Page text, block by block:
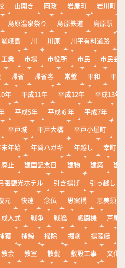
山開き 岡政 岩屋町
岩川町
島原温泉祭り 島原鉄道 島原駅
嵯峨島 川 川原 川平有料道路
工業 市場 市役所 市民
市民会
帰省 帰省客 常盤 平和
平
年 平成11年 平成12年
平成13年
平成5年 平成６年 平成7年
平戸城 平戸大橋 平戸小屋町
平
年始 年賀ハガキ 年越し
幸町
廃止 建国記念日 建物 建築
建
張観光ホテル 引き揚げ
引っ越し
元 快速 念仏 思案橋
恵美須町
成人式 戦争 戦艦 戦闘機
戸尾
獲 捕鯨 掃除 掘削 揚陸艇
教会 教室 散髪 敷設工事
文化